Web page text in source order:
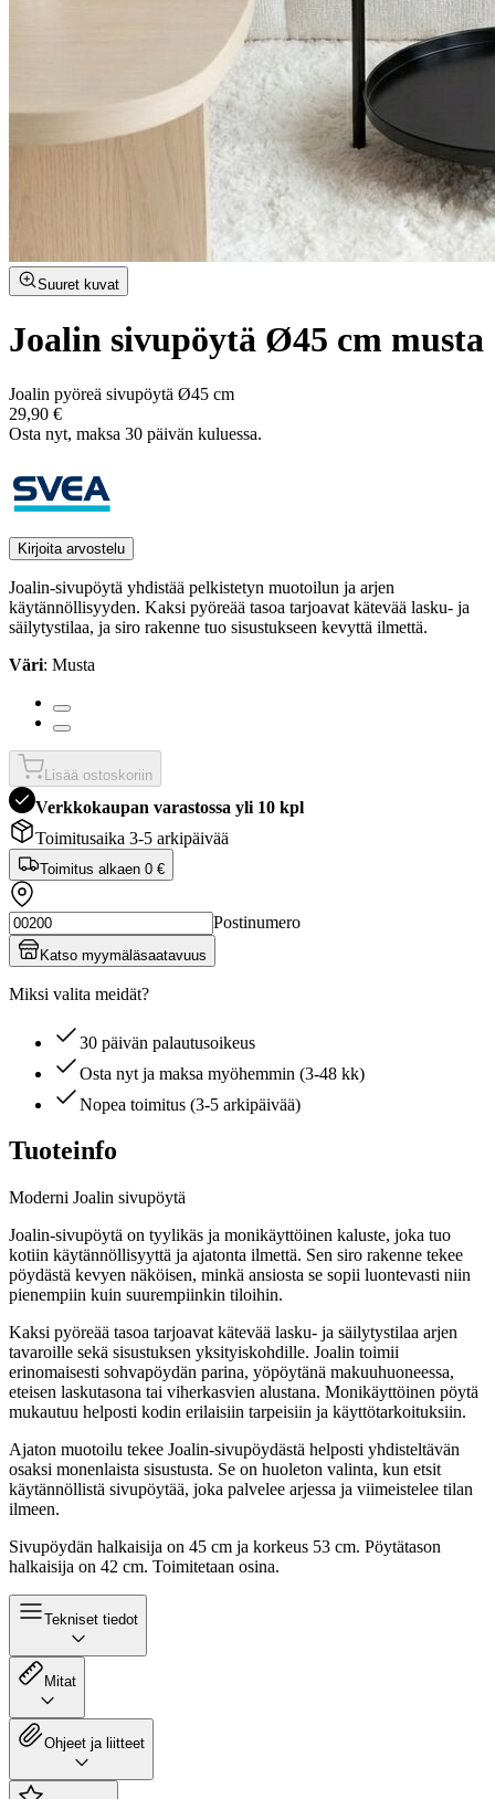
Suuret kuvat
Joalin sivupöytä Ø45 cm musta
Joalin pyöreä sivupöytä Ø45 cm
29,90 €
Osta nyt, ­maksa 30 päivän kuluessa.
Kirjoita arvostelu
Joalin-sivupöytä yhdistää pelkistetyn muotoilun ja arjen
käytännöllisyyden. Kaksi pyöreää tasoa tarjoavat kätevää lasku- ja
säilytystilaa, ja siro rakenne tuo sisustukseen kevyttä ilmettä.
Väri: Musta
Lisää ostoskoriin
Verkkokaupan varastossa yli 10 kpl
Toimitusaika 3-5 arkipäivää
Toimitus alkaen 0 €
Postinumero
Katso myymäläsaatavuus
Miksi valita meidät?
30 päivän palautusoikeus
Osta nyt ja maksa myöhemmin (3-48 kk)
Nopea toimitus (3-5 arkipäivää)
Tuoteinfo
Moderni Joalin sivupöytä
Joalin-sivupöytä on tyylikäs ja monikäyttöinen kaluste, joka tuo
kotiin käytännöllisyyttä ja ajatonta ilmettä. Sen siro rakenne tekee
pöydästä kevyen näköisen, minkä ansiosta se sopii luontevasti niin
pienempiin kuin suurempiinkin tiloihin.
Kaksi pyöreää tasoa tarjoavat kätevää lasku- ja säilytystilaa arjen
tavaroille sekä sisustuksen yksityiskohdille. Joalin toimii
erinomaisesti sohvapöydän parina, yöpöytänä makuuhuoneessa,
eteisen laskutasona tai viherkasvien alustana. Monikäyttöinen pöytä
mukautuu helposti kodin erilaisiin tarpeisiin ja käyttötarkoituksiin.
Ajaton muotoilu tekee Joalin-sivupöydästä helposti yhdisteltävän
osaksi monenlaista sisustusta. Se on huoleton valinta, kun etsit
käytännöllistä sivupöytää, joka palvelee arjessa ja viimeistelee tilan
ilmeen.
Sivupöydän halkaisija on 45 cm ja korkeus 53 cm. Pöytätason
halkaisija on 42 cm. Toimitetaan osina.
Tekniset tiedot
Mitat
Ohjeet ja liitteet